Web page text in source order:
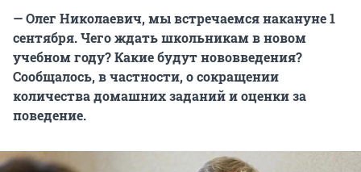
— Олег Николаевич, мы встречаемся накануне 1
сентября. Чего ждать школьникам в новом
учебном году? Какие будут нововведения?
Сообщалось, в частности, о сокращении
количества домашних заданий и оценки за
поведение.